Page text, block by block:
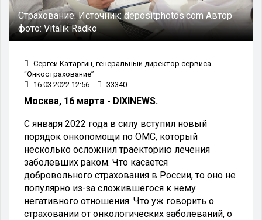
Страхование.Источник:depositphotos.comАвтор
фото:Vitalik Radko
Сергей Катаргин, генеральный директор сервиса
“Онкострахование”
16.03.2022 12:56
33340
Москва, 16 марта - DIXINEWS.
С января 2022 года в силу вступил новый
порядок онкопомощи по ОМС, который
несколько осложнил траекторию лечения
заболевших раком. Что касается
добровольного страхования в России, то оно не
популярно из-за сложившегося к нему
негативного отношения. Что уж говорить о
страховании от онкологических заболеваний, о